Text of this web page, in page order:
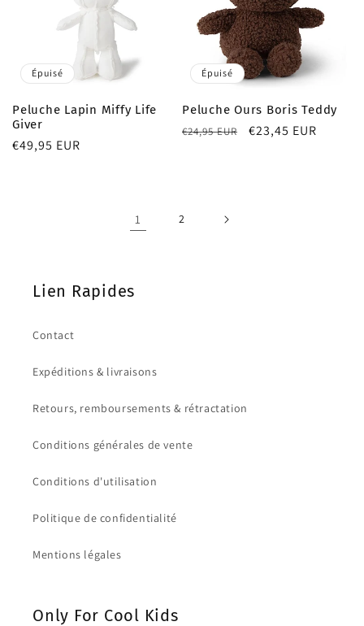
Épuisé
Peluche Lapin Miffy Life
Giver
Prix
€49,95 EUR
Épuisé
Peluche Ours Boris Teddy
Prix
€24,95 EUR
Prix
€23,45 EUR
1 2
Lien Rapides
Contact
Expéditions & livraisons
Retours, remboursements & rétractation
Conditions générales de vente
Conditions d'utilisation
Politique de confidentialité
Mentions légales
Only For Cool Kids